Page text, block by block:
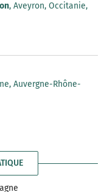
, Aveyron, Occitanie,
Auvergne-Rhône-